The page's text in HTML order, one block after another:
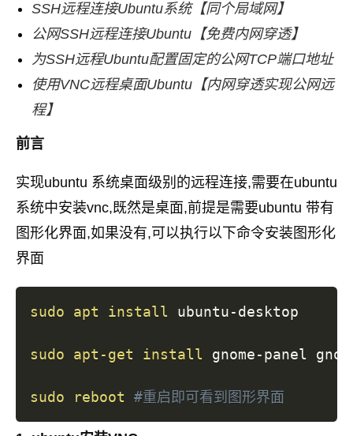
SSH远程连接Ubuntu系统【同个局域网】
公网SSH远程连接Ubuntu【免费内网穿透】
为SSH远程Ubuntu配置固定的公网TCP端口地址
使用VNC远程桌面Ubuntu【内网穿透实现公网远
程】
前言
实现ubuntu 系统桌面级别的远程连接,需要在ubuntu
系统中安装vnc,既然是桌面,前提是需要ubuntu 带有
图形化界面,如果没有,可以执行以下命令安装图形化
界面
sudo apt install ubuntu-desktop
sudo apt-get install gnome-panel
sudo reboot #重启即可看到图形界面